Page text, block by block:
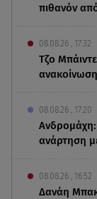
πιθανόν
08.08.26 , 17:32
Τζο
08.08.26 , 17:20
ανάρτηση
08.08.26 , 16:52
Δανάη